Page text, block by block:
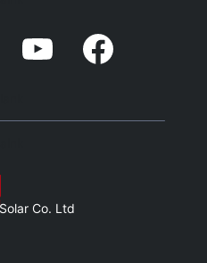
Co. Ltd